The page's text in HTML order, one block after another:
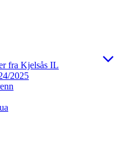
fra Kjelsås IL
2025